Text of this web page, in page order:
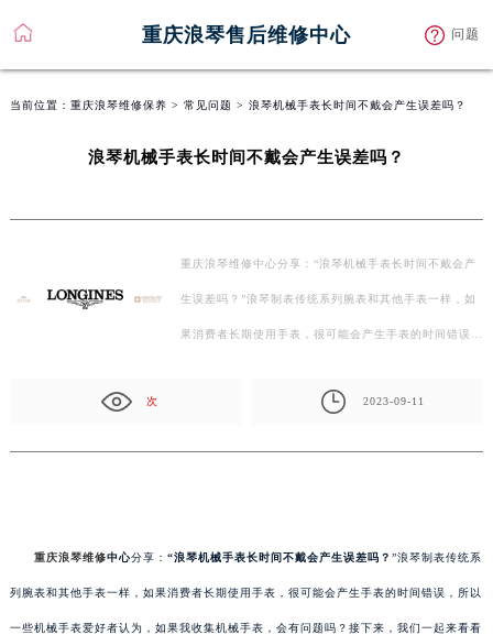
重庆浪琴售后维修中心 问题
当前位置： 重庆浪琴维修保养 > 常见问题 > 浪琴机械手表长时间不戴会产生误差吗？
浪琴机械手表长时间不戴会产生误差吗？
重庆浪琴维修中心分享：“浪琴机械手表长时间不戴会产
生误差吗？”浪琴制表传统系列腕表和其他手表一样，如
果消费者长期使用手表，很可能会产生手表的时间错误，
次 2023-09-11
重庆浪琴维修中心分享： “浪琴机械手表长时间不戴会产生误差吗？ ”浪琴制表传统系
列腕表和其他手表一样，如果消费者长期使用手表，很可能会产生手表的时间错误，所以
一些机械手表爱好者认为，如果我收集机械手表，会有问题吗？接下来，我们一起来看看